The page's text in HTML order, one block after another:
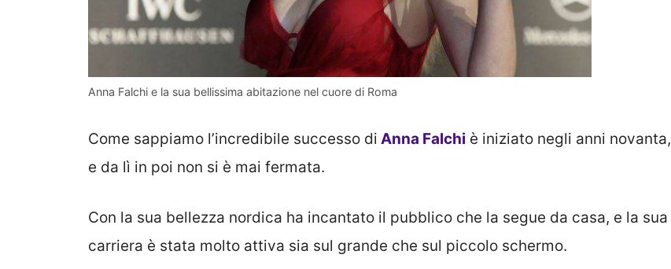
Anna Falchi e la sua bellissima abitazione nel cuore di Roma
Come sappiamo l’incredibile successo di Anna Falchi è iniziato negli anni novanta,
e da lì in poi non si è mai fermata.
Con la sua bellezza nordica ha incantato il pubblico che la segue da casa, e la sua
carriera è stata molto attiva sia sul grande che sul piccolo schermo.